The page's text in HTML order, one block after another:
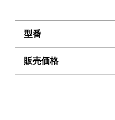
型番
販売価格